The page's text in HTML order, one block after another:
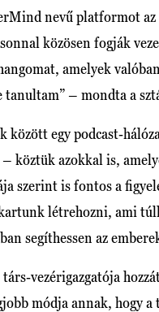
nevű platformot az
közösen fogják
amelyek
– mondta a
között egy podcast-
köztük azokkal is,
szerint is fontos a
létrehozni, ami
segíthessen az
vezérigazgatója
módja annak, hogy